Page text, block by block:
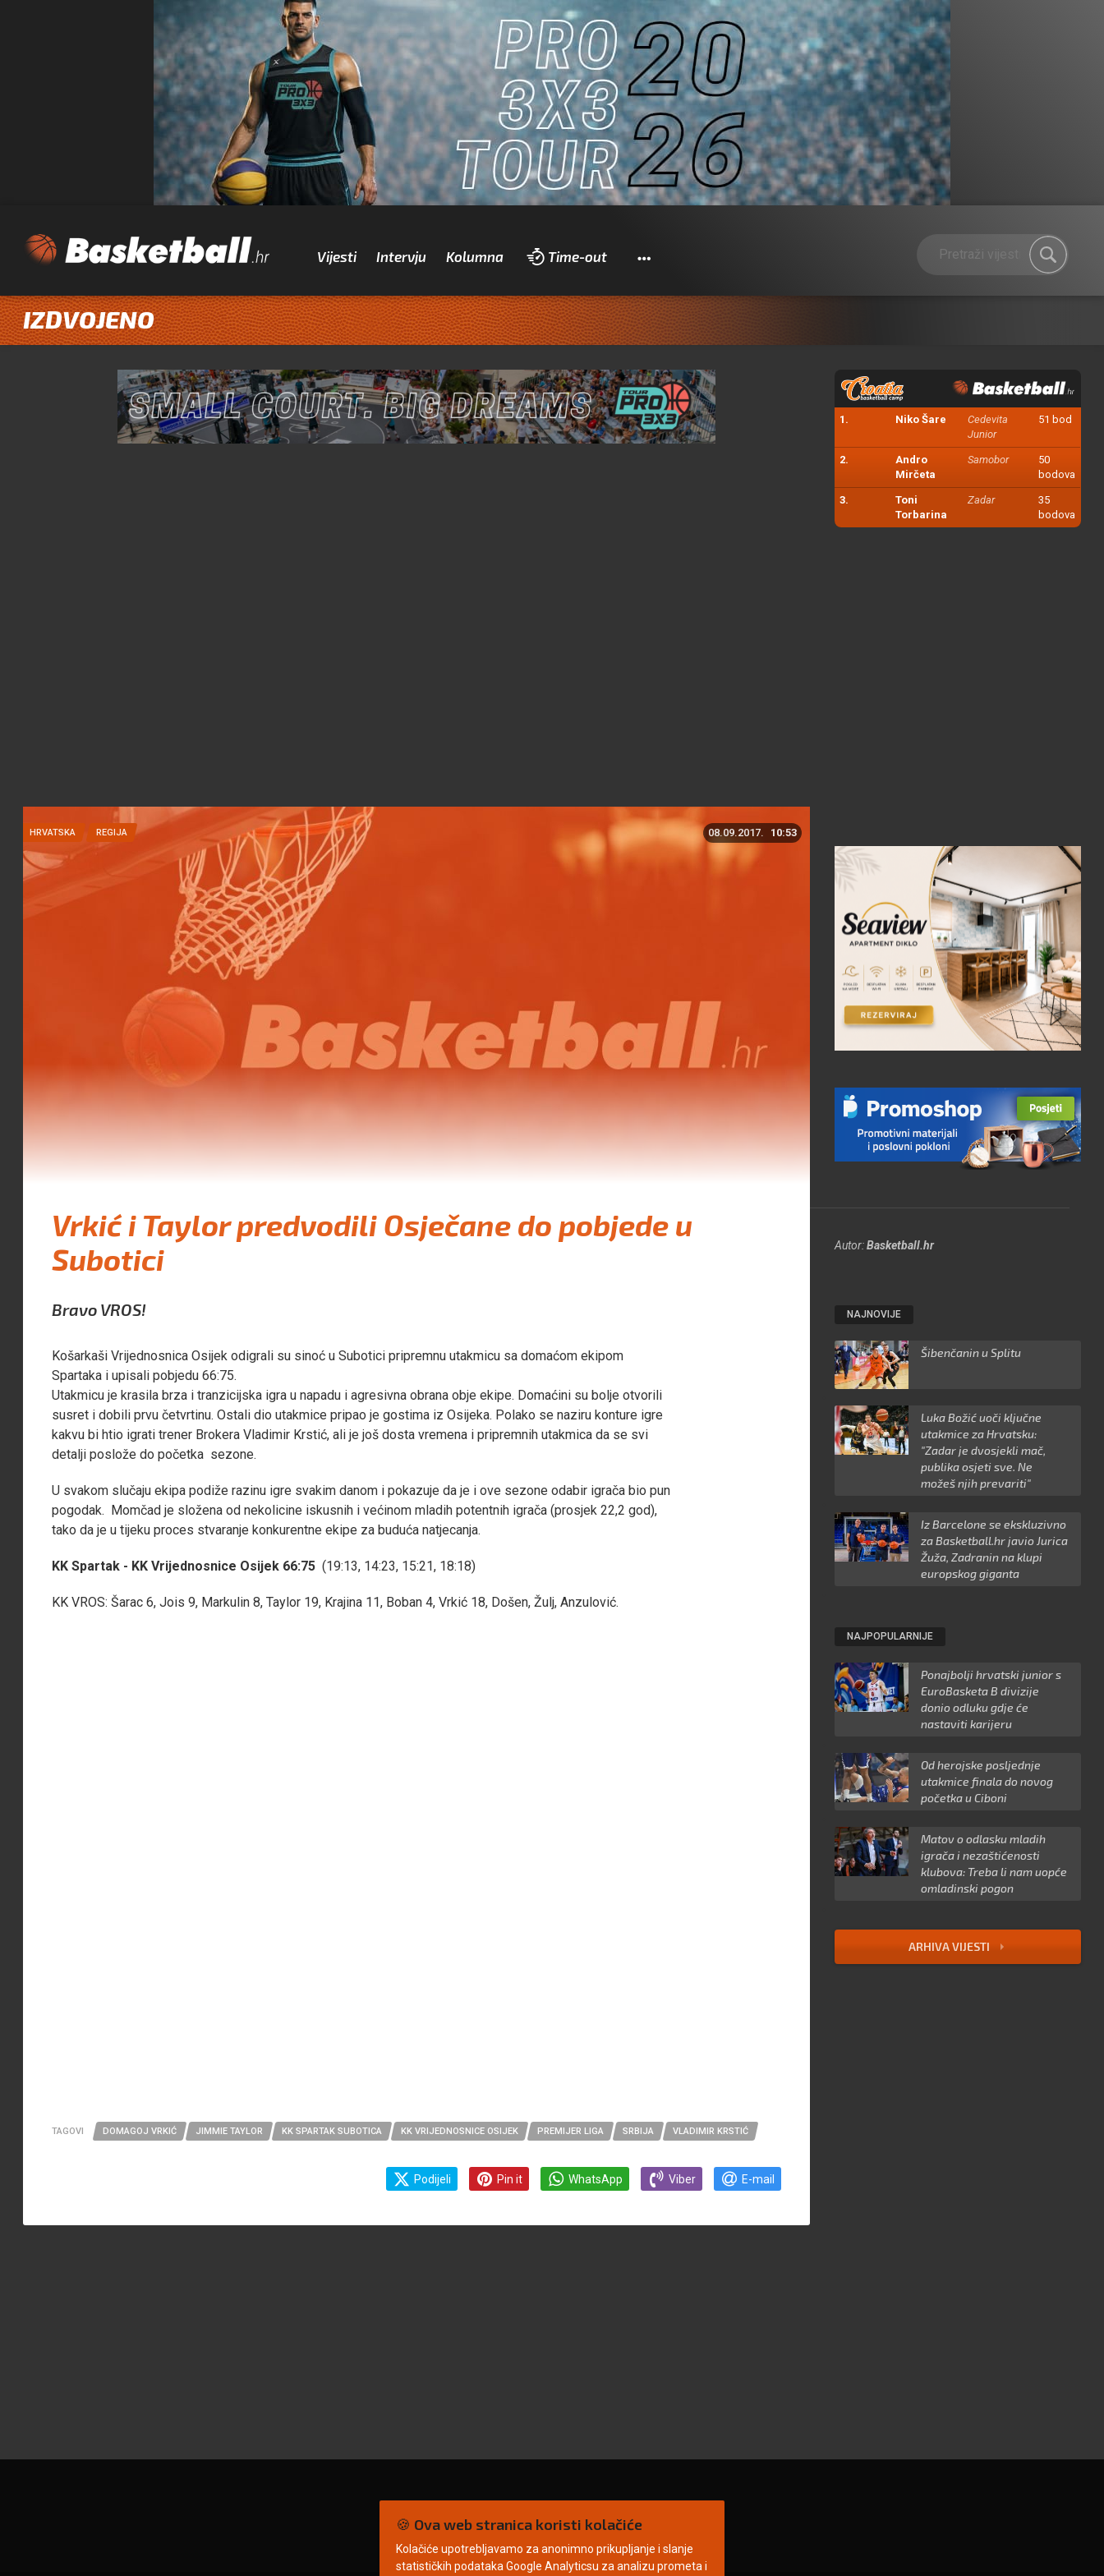
Vijesti Intervju Kolumna Time-out Pretraži
IZDVOJENO
1. Niko Šare
Cedevita
Junior
51 bod
2.
Andro
Mirčeta
Samobor
50
bodova
3.
Toni
Torbarina
Zadar
35
bodova
HRVATSKA REGIJA 08.09.2017. 10:53
Vrkić i Taylor predvodili Osječane do pobjede u
Subotici
Autor:Basketball.hr
Bravo VROS!
Košarkaši Vrijednosnica Osijek odigrali su sinoć u Subotici pripremnu utakmicu sa domaćom ekipom
Spartaka i upisali pobjedu 66:75.
Utakmicu je krasila brza i tranzicijska igra u napadu i agresivna obrana obje ekipe. Domaćini su bolje otvorili
susret i dobili prvu četvrtinu. Ostali dio utakmice pripao je gostima iz Osijeka. Polako se naziru konture igre
kakvu bi htio igrati trener Brokera Vladimir Krstić, ali je još dosta vremena i pripremnih utakmica da se svi
detalji poslože do početka sezone.
U svakom slučaju ekipa podiže razinu igre svakim danom i pokazuje da je i ove sezone odabir igrača bio pun
pogodak. Momčad je složena od nekolicine iskusnih i većinom mladih potentnih igrača (prosjek 22,2 god),
tako da je u tijeku proces stvaranje konkurentne ekipe za buduća natjecanja.
KK Spartak - KK Vrijednosnice Osijek 66:75 (19:13, 14:23, 15:21, 18:18)
KK VROS: Šarac 6, Jois 9, Markulin 8, Taylor 19, Krajina 11, Boban 4, Vrkić 18, Došen, Žulj, Anzulović.
TAGOVI DOMAGOJ VRKIĆ JIMMIE TAYLOR KK SPARTAK SUBOTICA KK VRIJEDNOSNICE OSIJEK PREMIJER LIGA SRBIJA VLADIMIR KRSTIĆ
Podijeli Pin it WhatsApp Viber E-mail
NAJNOVIJE
Šibenčanin u Splitu
Luka Božić uoči ključne
utakmice za Hrvatsku:
"Zadar je dvosjekli mač,
publika osjeti sve. Ne
možeš njih prevariti"
Iz Barcelone se ekskluzivno
za Basketball.hr javio Jurica
Žuža, Zadranin na klupi
europskog giganta
NAJPOPULARNIJE
Ponajbolji hrvatski junior s
EuroBasketa B divizije
donio odluku gdje će
nastaviti karijeru
Od herojske posljednje
utakmice finala do novog
početka u Ciboni
Matov o odlasku mladih
igrača i nezaštićenosti
klubova: Treba li nam uopće
omladinski pogon
ARHIVA VIJESTI
🍪 Ova web stranica koristi kolačiće
Kolačiće upotrebljavamo za anonimno prikupljanje i slanje
statističkih podataka Google Analyticsu za analizu prometa i